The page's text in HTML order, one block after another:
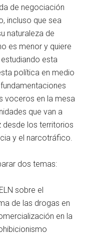
de negociación
incluso que sea
naturaleza de
es menor y quiere
esta
política en medio
voceros en la mesa
que van a
los territorios
y el narcotráfico.
dos temas:
sobre el
de las drogas en
en la